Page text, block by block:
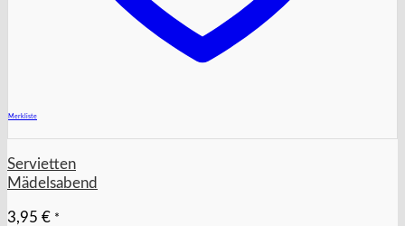
Merkliste
Servietten
Mädelsabend
3,95 € *